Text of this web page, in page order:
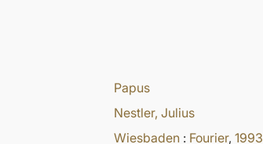
Papus
Nestler, Julius
Wiesbaden : Fourier, 1993